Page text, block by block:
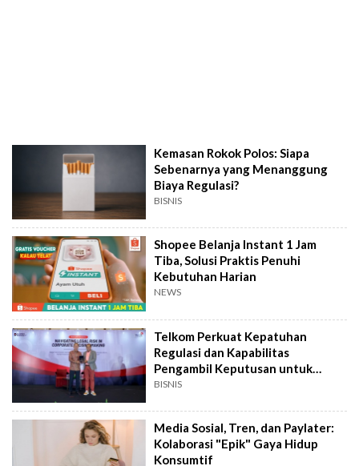
Kemasan Rokok Polos: Siapa
Sebenarnya yang Menanggung
Biaya Regulasi?
BISNIS
Shopee Belanja Instant 1 Jam
Tiba, Solusi Praktis Penuhi
Kebutuhan Harian
NEWS
Telkom Perkuat Kepatuhan
Regulasi dan Kapabilitas
Pengambil Keputusan untuk
Dorong Pertumbuhan
BISNIS
Media Sosial, Tren, dan Paylater:
Kolaborasi "Epik" Gaya Hidup
Konsumtif